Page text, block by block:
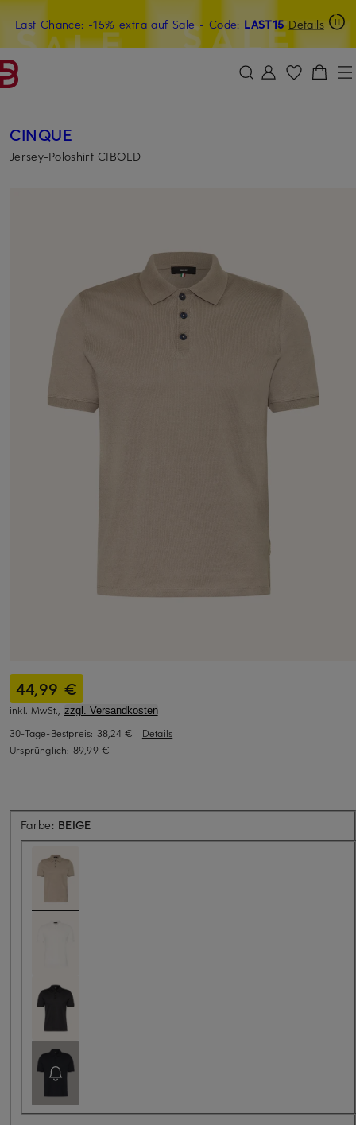
ZUM HAUPTINHALT ÜBERSPRINGEN ZUM SUCHFELD ÜBERSPRINGEN
Last Chance: -15% extra auf Sale- Code: LAST15 Details
20€-Willkommensgutschein mit Beyond sichern
CINQUE
Jersey-Poloshirt CIBOLD
44,99 €
inkl. MwSt., zzgl. Versandkosten
30-Tage-Bestpreis: 38,24 € | Details
Ursprünglich: 89,99 €
Farbe: BEIGE